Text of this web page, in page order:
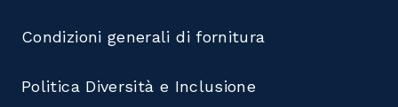
Condizioni generali di fornitura
Politica Diversità e Inclusione